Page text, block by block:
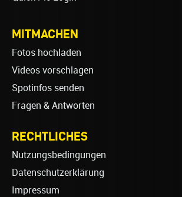
MITMACHEN
Fotos hochladen
Videos vorschlagen
Spotinfos senden
Fragen & Antworten
RECHTLICHES
Nutzungsbedingungen
Datenschutzerklärung
Impressum